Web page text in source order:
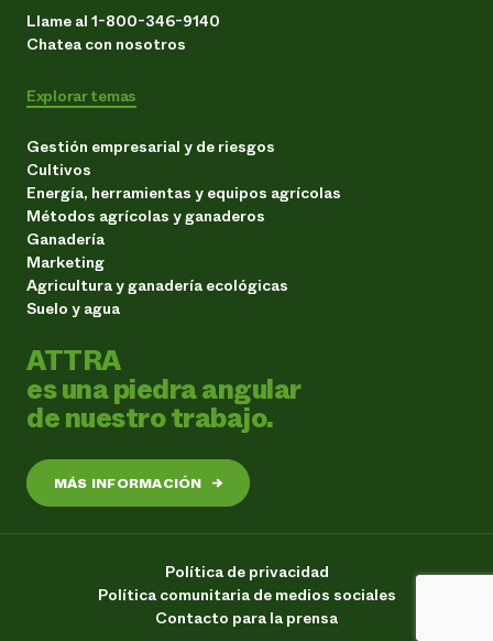
Llame al 1-800-346-9140
Chatea con nosotros
Explorar temas
Gestión empresarial y de riesgos
Cultivos
Energía, herramientas y equipos agrícolas
Métodos agrícolas y ganaderos
Ganadería
Marketing
Agricultura y ganadería ecológicas
Suelo y agua
ATTRA
es una piedra angular
de nuestro trabajo.
MÁS INFORMACIÓN →
Política de privacidad
Política comunitaria de medios sociales
Contacto para la prensa